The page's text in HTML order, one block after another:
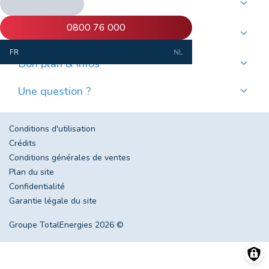
0800 76 000
FR NL
Commander du mazout de qualité
Commander des pellets de qualité
Nos services
Où trouver mes pellets ?
Bon plan & infos
Évolution du prix du mazout en Belgique
Une question ?
Conditions d'utilisation
Crédits
Conditions générales de ventes
Plan du site
Confidentialité
Garantie légale du site
Groupe TotalEnergies 2026 ©